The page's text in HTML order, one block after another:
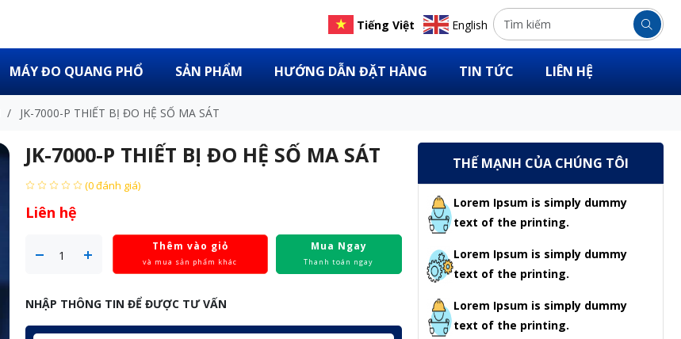
Tiếng Việt English
MÁY ĐO QUANG PHỔ SẢN PHẨM HƯỚNG DẪN ĐẶT HÀNG TIN TỨC LIÊN HỆ
/ JK-7000-P THIẾT BỊ ĐO HỆ SỐ MA SÁT
JK-7000-P THIẾT BỊ ĐO HỆ SỐ MA SÁT
(0 đánh giá)
Liên hệ
Thêm vào giỏ
và mua sản phẩm khác
Mua Ngay
Thanh toán ngay
NHẬP THÔNG TIN ĐỂ ĐƯỢC TƯ VẤN
THẾ MẠNH CỦA CHÚNG TÔI
Lorem Ipsum is simply dummy
text of the printing.
Lorem Ipsum is simply dummy
text of the printing.
Lorem Ipsum is simply dummy
text of the printing.